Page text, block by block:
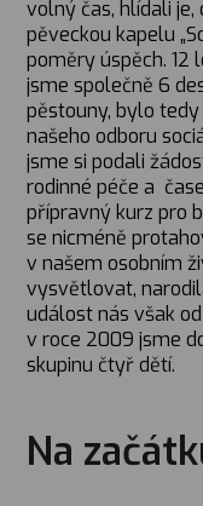
volný čas, hlídali je,
pěveckou kapelu
poměry úspěch. 12
jsme společně 6
pěstouny, bylo
našeho odboru
jsme si podali
rodinné péče a
přípravný kurz pro
se nicméně
v našem osobním
vysvětlovat,
událost nás však
v roce 2009 jsme
skupinu čtyř dětí.
Na